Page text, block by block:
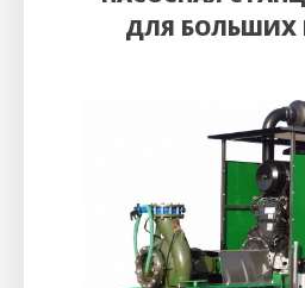
ДЛЯ БОЛЬШИХ